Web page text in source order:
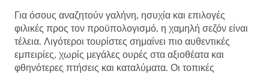
Για όσους αναζητούν γαλήνη, ησυχία και επιλογές
φιλικές προς τον προϋπολογισμό, η χαμηλή σεζόν είναι
τέλεια. Λιγότεροι τουρίστες σημαίνει πιο αυθεντικές
εμπειρίες, χωρίς μεγάλες ουρές στα αξιοθέατα και
φθηνότερες πτήσεις και καταλύματα. Οι τοπικές